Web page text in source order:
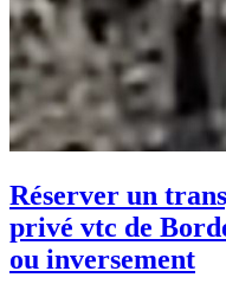
Réserver un
privé vtc de
ou inversement